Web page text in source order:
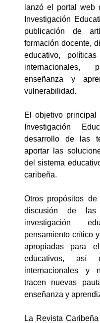
lanzó el portal web
Investigación
publicación de
formación docente,
educativo,
internacionales,
enseñanza y
vulnerabilidad.
El objetivo
Investigación
desarrollo de las
aportar las
del sistema
caribeña.
Otros propósitos
discusión de
investigación
pensamiento crítico
apropiadas para
educativos, así
internacionales y
tracen nuevas
enseñanza y
La Revista